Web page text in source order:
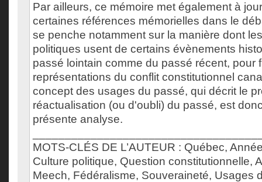
Par ailleurs, ce mémoire met également à
certaines références mémorielles dans le
se penche notamment sur la manière dont
politiques usent de certains évènements
passé lointain comme du passé récent, pour
représentations du conflit constitutionnel
concept des usages du passé, qui décrit le
réactualisation (ou d'oubli) du passé, est
présente analyse.
MOTS-CLÉS DE L’AUTEUR : Québec,
Culture politique, Question constitutionnelle,
Meech, Fédéralisme, Souveraineté, Usages